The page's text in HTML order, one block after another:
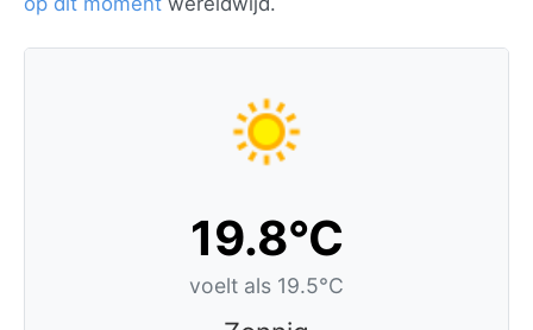
19.8°C
voelt als 19.5°C